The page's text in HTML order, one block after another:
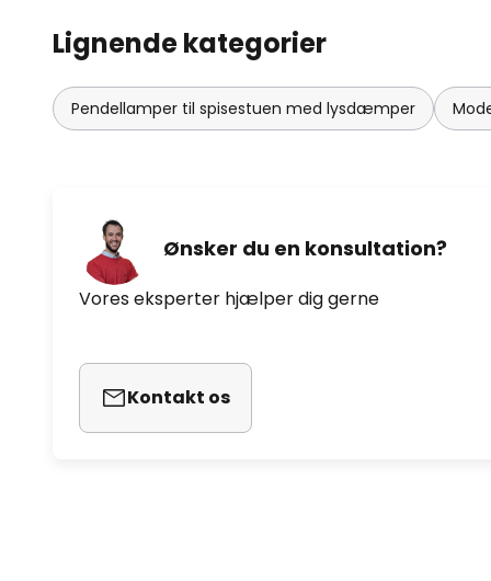
Lignende kategorier
Pendellamper til spisestuen med lysdæmper
Ønsker du en konsultation?
Vores eksperter hjælper dig gerne
Kontakt os